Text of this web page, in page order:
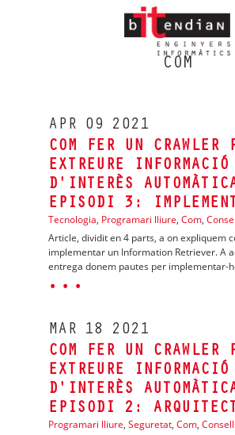
COM
APR 09
2021
COM FER UN CRAWLER
EXTREURE INFORMACIÓ
D'INTERÈS
EPISODI 3:
Tecnologia, Programari lliure, Com,
Article, dividit en 4 parts, a on expliquem
implementar un Information Retriever. A
entrega donem pautes per implementar-
· · ·
MAR 18
2021
COM FER UN CRAWLER
EXTREURE INFORMACIÓ
D'INTERÈS
EPISODI 2:
Programari lliure, Seguretat, Com,